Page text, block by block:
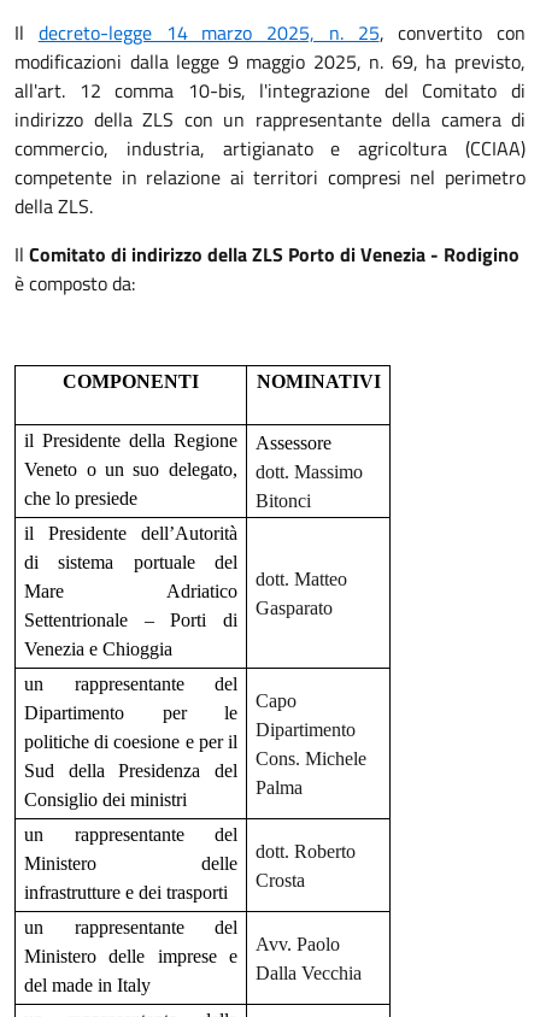
Il decreto-legge 14 marzo 2025, n. 25, convertito con
modificazioni dalla legge 9 maggio 2025, n. 69, ha previsto,
all'art. 12 comma 10-bis, l'integrazione del Comitato di
indirizzo della ZLS con un rappresentante della camera di
commercio, industria, artigianato e agricoltura (CCIAA)
competente in relazione ai territori compresi nel perimetro
della ZLS.
Il Comitato di indirizzo della ZLS Porto di Venezia - Rodigino
è composto da:
COMPONENTI NOMINATIVI
il Presidente della Regione
Veneto o un suo delegato,
che lo presiede
Assessore
dott. Massimo
Bitonci
il Presidente dell’Autorità
di sistema portuale del
Mare Adriatico
Settentrionale – Porti di
Venezia e Chioggia
dott. Matteo
Gasparato
un rappresentante del
Dipartimento per le
politiche di coesione e per il
Sud della Presidenza del
Consiglio dei ministri
Capo
Dipartimento
Cons. Michele
Palma
un rappresentante del
Ministero delle
infrastrutture e dei trasporti
dott. Roberto
Crosta
un rappresentante del
Ministero delle imprese e
del made in Italy
Avv. Paolo
Dalla Vecchia